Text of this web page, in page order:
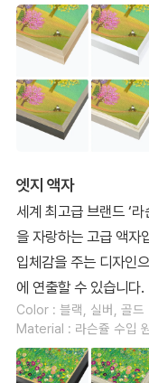
엣지 액자
세계 최고급 브랜드 ‘
을 자랑하는 고급 액자
입체감을 주는 디자인
에 연출할 수 있습니다.
Color : 블랙, 실버, 골드
Material : 라슨쥴 수입